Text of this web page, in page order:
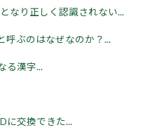
なり正しく認識されない...
呼ぶのはなぜなのか？...
る漢字...
に交換できた...